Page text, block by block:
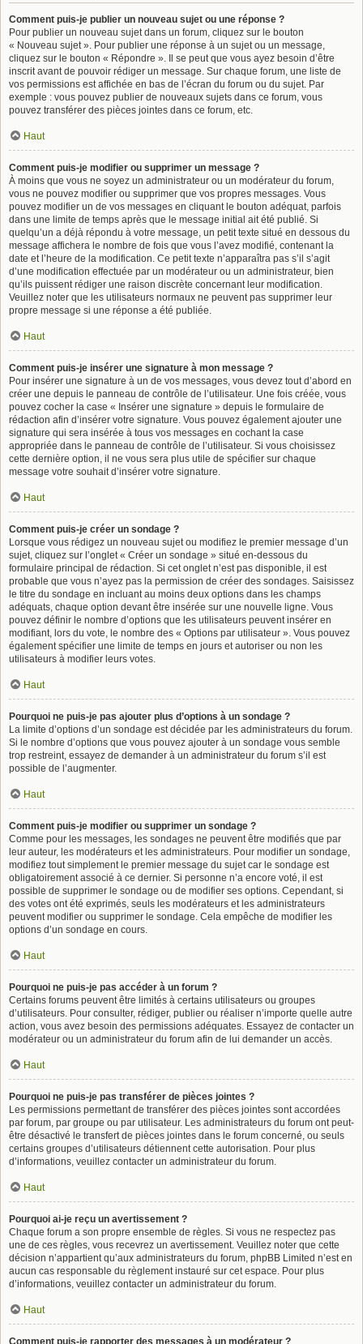
Comment puis-je publier un nouveau sujet ou une réponse ?
Pour publier un nouveau sujet dans un forum, cliquez sur le bouton
« Nouveau sujet ». Pour publier une réponse à un sujet ou un message,
cliquez sur le bouton « Répondre ». Il se peut que vous ayez besoin d’être
inscrit avant de pouvoir rédiger un message. Sur chaque forum, une liste de
vos permissions est affichée en bas de l’écran du forum ou du sujet. Par
exemple : vous pouvez publier de nouveaux sujets dans ce forum, vous
pouvez transférer des pièces jointes dans ce forum, etc.
Haut
Comment puis-je modifier ou supprimer un message ?
À moins que vous ne soyez un administrateur ou un modérateur du forum,
vous ne pouvez modifier ou supprimer que vos propres messages. Vous
pouvez modifier un de vos messages en cliquant le bouton adéquat, parfois
dans une limite de temps après que le message initial ait été publié. Si
quelqu’un a déjà répondu à votre message, un petit texte situé en dessous du
message affichera le nombre de fois que vous l’avez modifié, contenant la
date et l’heure de la modification. Ce petit texte n’apparaîtra pas s’il s’agit
d’une modification effectuée par un modérateur ou un administrateur, bien
qu’ils puissent rédiger une raison discrète concernant leur modification.
Veuillez noter que les utilisateurs normaux ne peuvent pas supprimer leur
propre message si une réponse a été publiée.
Haut
Comment puis-je insérer une signature à mon message ?
Pour insérer une signature à un de vos messages, vous devez tout d’abord en
créer une depuis le panneau de contrôle de l’utilisateur. Une fois créée, vous
pouvez cocher la case « Insérer une signature » depuis le formulaire de
rédaction afin d’insérer votre signature. Vous pouvez également ajouter une
signature qui sera insérée à tous vos messages en cochant la case
appropriée dans le panneau de contrôle de l’utilisateur. Si vous choisissez
cette dernière option, il ne vous sera plus utile de spécifier sur chaque
message votre souhait d’insérer votre signature.
Haut
Comment puis-je créer un sondage ?
Lorsque vous rédigez un nouveau sujet ou modifiez le premier message d’un
sujet, cliquez sur l’onglet « Créer un sondage » situé en-dessous du
formulaire principal de rédaction. Si cet onglet n’est pas disponible, il est
probable que vous n’ayez pas la permission de créer des sondages. Saisissez
le titre du sondage en incluant au moins deux options dans les champs
adéquats, chaque option devant être insérée sur une nouvelle ligne. Vous
pouvez définir le nombre d’options que les utilisateurs peuvent insérer en
modifiant, lors du vote, le nombre des « Options par utilisateur ». Vous pouvez
également spécifier une limite de temps en jours et autoriser ou non les
utilisateurs à modifier leurs votes.
Haut
Pourquoi ne puis-je pas ajouter plus d’options à un sondage ?
La limite d’options d’un sondage est décidée par les administrateurs du forum.
Si le nombre d’options que vous pouvez ajouter à un sondage vous semble
trop restreint, essayez de demander à un administrateur du forum s’il est
possible de l’augmenter.
Haut
Comment puis-je modifier ou supprimer un sondage ?
Comme pour les messages, les sondages ne peuvent être modifiés que par
leur auteur, les modérateurs et les administrateurs. Pour modifier un sondage,
modifiez tout simplement le premier message du sujet car le sondage est
obligatoirement associé à ce dernier. Si personne n’a encore voté, il est
possible de supprimer le sondage ou de modifier ses options. Cependant, si
des votes ont été exprimés, seuls les modérateurs et les administrateurs
peuvent modifier ou supprimer le sondage. Cela empêche de modifier les
options d’un sondage en cours.
Haut
Pourquoi ne puis-je pas accéder à un forum ?
Certains forums peuvent être limités à certains utilisateurs ou groupes
d’utilisateurs. Pour consulter, rédiger, publier ou réaliser n’importe quelle autre
action, vous avez besoin des permissions adéquates. Essayez de contacter un
modérateur ou un administrateur du forum afin de lui demander un accès.
Haut
Pourquoi ne puis-je pas transférer de pièces jointes ?
Les permissions permettant de transférer des pièces jointes sont accordées
par forum, par groupe ou par utilisateur. Les administrateurs du forum ont peut-
être désactivé le transfert de pièces jointes dans le forum concerné, ou seuls
certains groupes d’utilisateurs détiennent cette autorisation. Pour plus
d’informations, veuillez contacter un administrateur du forum.
Haut
Pourquoi ai-je reçu un avertissement ?
Chaque forum a son propre ensemble de règles. Si vous ne respectez pas
une de ces règles, vous recevrez un avertissement. Veuillez noter que cette
décision n’appartient qu’aux administrateurs du forum, phpBB Limited n’est en
aucun cas responsable du règlement instauré sur cet espace. Pour plus
d’informations, veuillez contacter un administrateur du forum.
Haut
Comment puis-je rapporter des messages à un modérateur ?